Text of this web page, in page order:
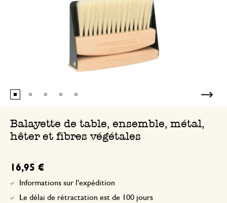
Balayette de table, ensemble, métal,
hêter et fibres végétales
16,95 €
Informations sur l'expédition
Le délai de rétractation est de 100 jours